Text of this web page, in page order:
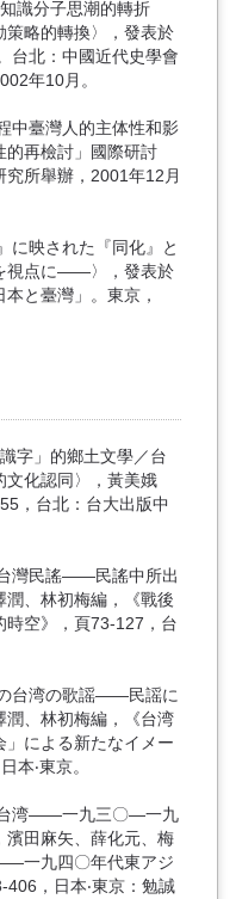
識分子思潮的轉折
略的轉換〉，發表於
台北：中國近代史學會
年10月。
中臺灣人的主体性和影
的再檢討」國際研討
所舉辦，2001年12月
に映された『同化』と
視点に――〉，發表於
と臺灣」。東京，
字」的鄉土文學／台
文化認同〉，黃美娥
，台北：台大出版中
灣民謠——民謠中所出
、林初梅編，《戰後
時空》，頁73-127，台
台湾の歌謡――民謡に
潤、林初梅編，《台湾
による新たなイメー
本‧東京。
台湾——一九三〇―一九
濱田麻矢、薛化元、梅
一九四〇年代東アジ
，日本‧東京：勉誠